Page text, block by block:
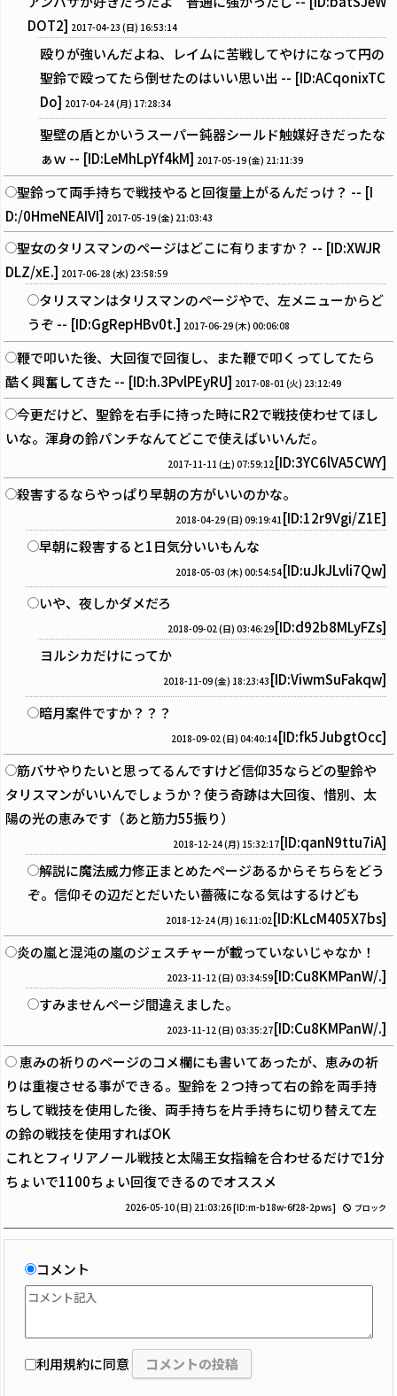
DOT2] 2017-04-23 (日) 16:53:14
殴りが強いんだよね、レイムに苦戦してやけになって円の
聖鈴で殴ってたら倒せたのはいい思い出 -- [ID:ACqonixTC
Do] 2017-04-24 (月) 17:28:34
聖壁の盾とかいうスーパー鈍器シールド触媒好きだったな
ぁｗ -- [ID:LeMhLpYf4kM] 2017-05-19 (金) 21:11:39
聖鈴って両手持ちで戦技やると回復量上がるんだっけ？ -- [I
D:/0HmeNEAIVI] 2017-05-19 (金) 21:03:43
聖女のタリスマンのページはどこに有りますか？ -- [ID:XWJR
DLZ/xE.] 2017-06-28 (水) 23:58:59
タリスマンはタリスマンのページやで、左メニューからど
うぞ -- [ID:GgRepHBv0t.] 2017-06-29 (木) 00:06:08
鞭で叩いた後、大回復で回復し、また鞭で叩くってしてたら
酷く興奮してきた -- [ID:h.3PvlPEyRU] 2017-08-01 (火) 23:12:49
今更だけど、聖鈴を右手に持った時にR2で戦技使わせてほし
いな。渾身の鈴パンチなんてどこで使えばいいんだ。
2017-11-11 (土) 07:59:12 [ID:3YC6lVA5CWY]
殺害するならやっぱり早朝の方がいいのかな。
2018-04-29 (日) 09:19:41 [ID:12r9Vgi/Z1E]
早朝に殺害すると1日気分いいもんな
2018-05-03 (木) 00:54:54[ID:uJkJLvli7Qw]
いや、夜しかダメだろ
2018-09-02 (日) 03:46:29[ID:d92b8MLyFZs]
ヨルシカだけにってか
2018-11-09 (金) 18:23:43 [ID:ViwmSuFakqw]
暗月案件ですか？？？
2018-09-02 (日) 04:40:14[ID:fk5JubgtOcc]
筋バサやりたいと思ってるんですけど信仰35ならどの聖鈴や
タリスマンがいいんでしょうか？使う奇跡は大回復、惜別、太
陽の光の恵みです（あと筋力55振り）
2018-12-24 (月) 15:32:17[ID:qanN9ttu7iA]
解説に魔法威力修正まとめたページあるからそちらをどう
ぞ。信仰その辺だとだいたい薔薇になる気はするけども
2018-12-24 (月) 16:11:02 [ID:KLcM405X7bs]
炎の嵐と混沌の嵐のジェスチャーが載っていないじゃなか！
2023-11-12 (日) 03:34:59[ID:Cu8KMPanW/.]
すみませんページ間違えました。
2023-11-12 (日) 03:35:27[ID:Cu8KMPanW/.]
恵みの祈りのページのコメ欄にも書いてあったが、恵みの祈
りは重複させる事ができる。聖鈴を２つ持って右の鈴を両手持
ちして戦技を使用した後、両手持ちを片手持ちに切り替えて左
の鈴の戦技を使用すればOK
これとフィリアノール戦技と太陽王女指輪を合わせるだけで1分
ちょいで1100ちょい回復できるのでオススメ
2026-05-10 (日) 21:03:26[ID:m-b18w-6f28-2pws] ブロック
コメント
利用規約に同意